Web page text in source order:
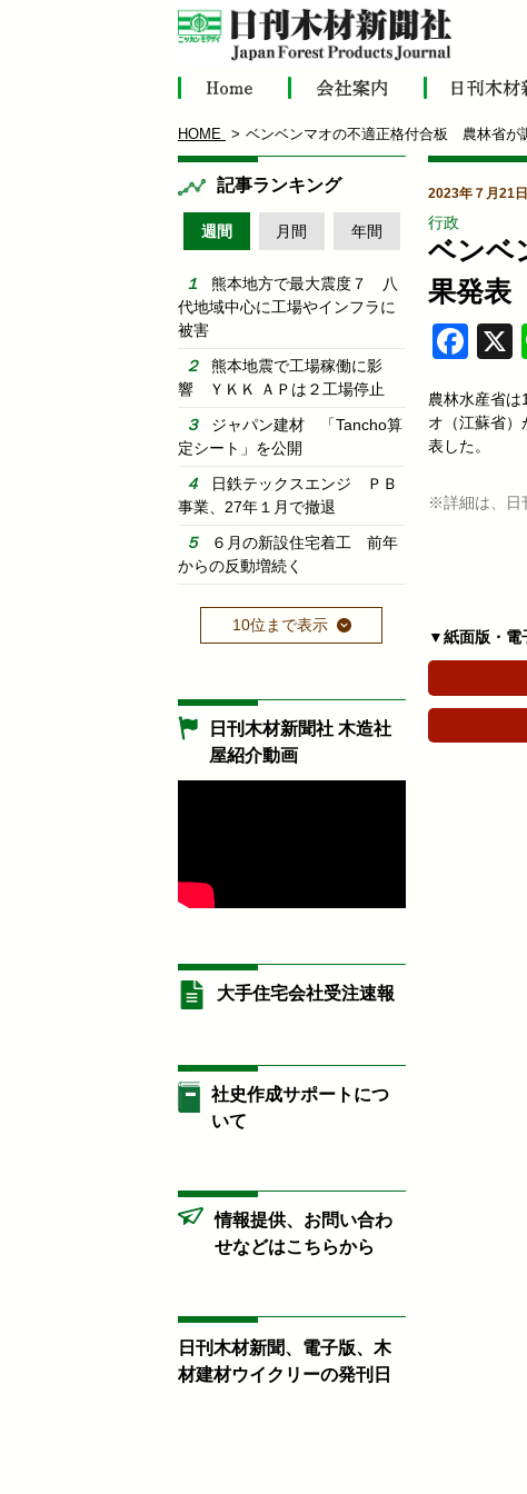
HOME ベンベンマオの不適正格付合板 農林省が
2023年７月21
行政
ベンベ
果発表
農林水産省
オ（江蘇省）
表した。
※詳細は、日
▼紙面版・電
記事ランキング
週間 月間 年間
熊本地方で最大震度７ 八
代地域中心に工場やインフラに
被害
熊本地震で工場稼働に影
響 ＹＫＫ ＡＰは２工場停止
ジャパン建材 「Tancho算
定シート」を公開
日鉄テックスエンジ ＰＢ
事業、27年１月で撤退
６月の新設住宅着工 前年
からの反動増続く
10位まで表示
日刊木材新聞社 木造社
屋紹介動画
大手住宅会社受注速報
社史作成サポートにつ
いて
情報提供、お問い合わ
せなどはこちらから
日刊木材新聞、電子版、木
材建材ウイクリーの発刊日